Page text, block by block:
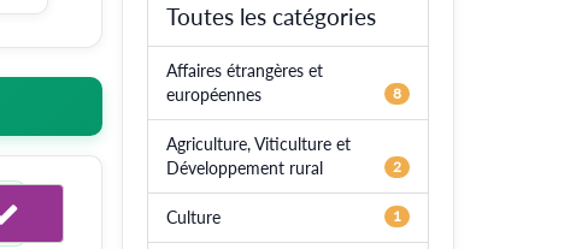
Toutes les catégories
Affaires étrangères et
européennes
8
Agriculture, Viticulture et
Développement rural
2
Culture 1